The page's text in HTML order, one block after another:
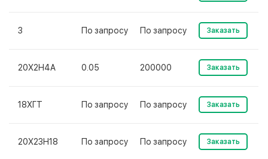
3 По запросу По запросу Заказать
20Х2Н4А 0.05 200000 Заказать
18ХГТ По запросу По запросу Заказать
20Х23Н18 По запросу По запросу Заказать